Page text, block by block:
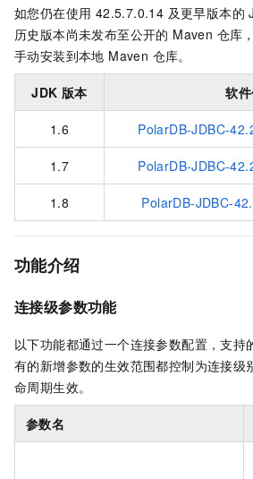
如您仍在使用 42.5.7.0.14 及更早版本的
历史版本尚未发布至公开的 Maven 仓库
手动安装到本地 Maven 仓库。
JDK 版本 软
1.6 PolarDB-JDBC-
1.7 PolarDB-JDBC-
1.8 PolarDB-JDBC-
功能介绍
连接级参数功能
以下功能都通过一个连接参数配置，支持
有的新增参数的生效范围都控制为连接级
命周期生效。
参数名